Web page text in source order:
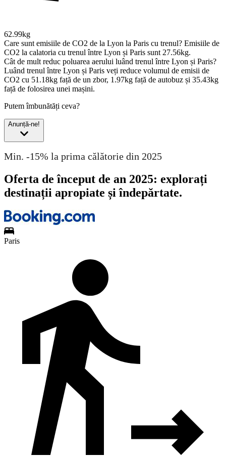
62.99kg
Care sunt emisiile de CO2 de la Lyon la Paris cu trenul? Emisiile de
CO2 la calatoria cu trenul între Lyon și Paris sunt 27.56kg.
Cât de mult reduc poluarea aerului luând trenul între Lyon și Paris?
Luând trenul între Lyon și Paris veți reduce volumul de emisii de
CO2 cu 51.18kg față de un zbor, 1.97kg față de autobuz și 35.43kg
față de folosirea unei mașini.
Putem îmbunătăți ceva?
Anunță-ne!
Min. -15% la prima călătorie din 2025
Oferta de început de an 2025: explorați
destinații apropiate și îndepărtate.
Paris